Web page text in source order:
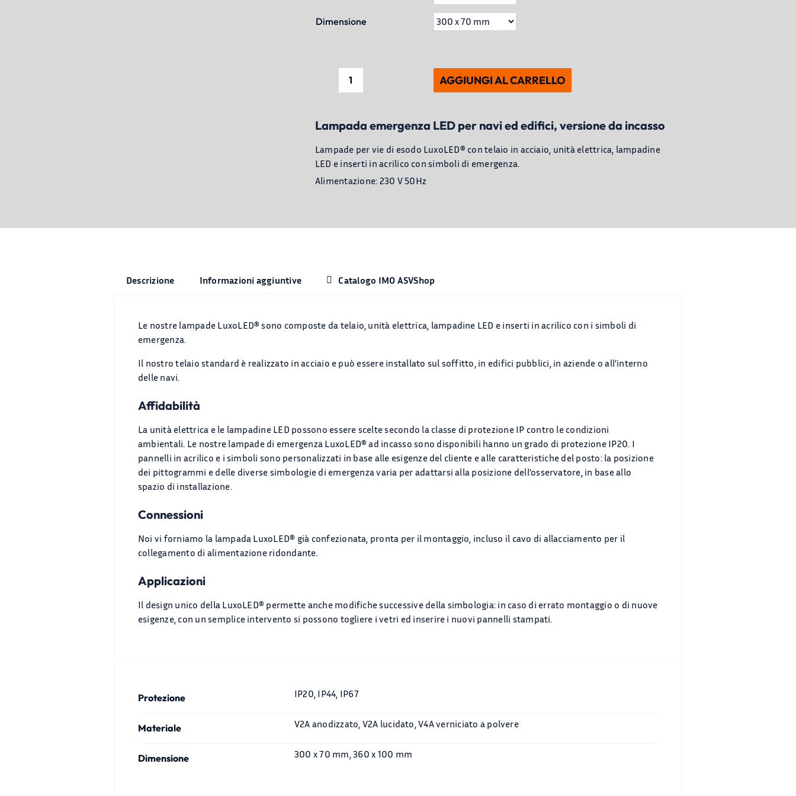
Dimensione
Lampada
vie
esodo
LuxoLED®
AGGIUNGI AL CARRELLO
Lampada emergenza LED per navi ed edifici, versione da incasso
Lampade per vie di esodo LuxoLED® con telaio in acciaio, unità elettrica, lampadine
LED e inserti in acrilico con simboli di emergenza.
Alimentazione: 230 V 50Hz
Descrizione Informazioni aggiuntive Catalogo IMO ASVShop
Le nostre lampade LuxoLED® sono composte da telaio, unità elettrica, lampadine LED e inserti in acrilico con i simboli di
emergenza.
Il nostro telaio standard è realizzato in acciaio e può essere installato sul soffitto, in edifici pubblici, in aziende o all’interno
delle navi.
Affidabilità
La unità elettrica e le lampadine LED possono essere scelte secondo la classe di protezione IP contro le condizioni
ambientali. Le nostre lampade di emergenza LuxoLED® ad incasso sono disponibili hanno un grado di protezione IP20. I
pannelli in acrilico e i simboli sono personalizzati in base alle esigenze del cliente e alle caratteristiche del posto: la posizione
dei pittogrammi e delle diverse simbologie di emergenza varia per adattarsi alla posizione dell’osservatore, in base allo
spazio di installazione.
Connessioni
Noi vi forniamo la lampada LuxoLED® già confezionata, pronta per il montaggio, incluso il cavo di allacciamento per il
collegamento di alimentazione ridondante.
Applicazioni
Il design unico della LuxoLED® permette anche modifiche successive della simbologia: in caso di errato montaggio o di nuove
esigenze, con un semplice intervento si possono togliere i vetri ed inserire i nuovi pannelli stampati.
Protezione IP20, IP44, IP67
Materiale V2A anodizzato, V2A lucidato, V4A verniciato a polvere
Dimensione 300 x 70 mm, 360 x 100 mm